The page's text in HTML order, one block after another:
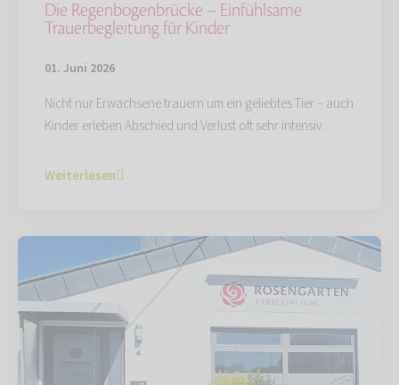
Die Regenbogenbrücke – Einfühlsame
Trauerbegleitung für Kinder
01. Juni 2026
Nicht nur Erwachsene trauern um ein geliebtes Tier – auch
Kinder erleben Abschied und Verlust oft sehr intensiv.
Weiterlesen